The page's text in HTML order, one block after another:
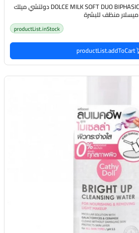
DOLCE MILK SOFT DUO BIPHASIC MICELLAR WATER 200ml دولتشي ميلك
ميسلار منظف للبشرة
productList.inStock
productList.addToCart